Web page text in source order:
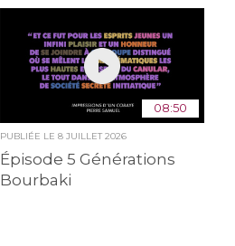
08:50
PUBLIÉE LE 8 JUILLET 2026
Épisode 5 Générations
Bourbaki